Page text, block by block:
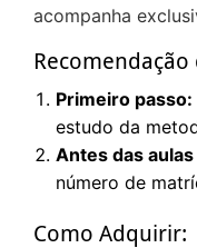
acompanha
Primeiro passo:
estudo da
Antes das
número de
Como Adquirir: